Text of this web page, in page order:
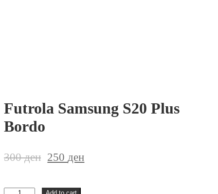
Futrola Samsung S20 Plus
Bordo
300ден 250ден
Futrola Add to cart